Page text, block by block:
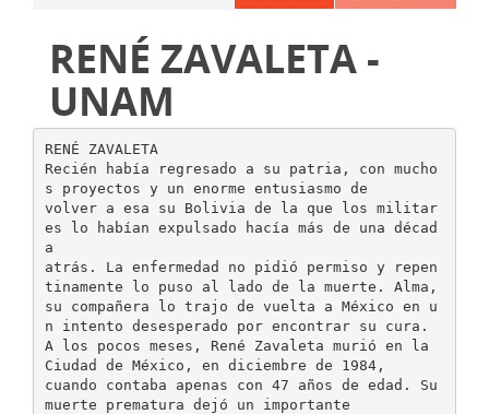
RENÉ ZAVALETA -
UNAM
RENÉ ZAVALETA
Recién había regresado a su patria, con mucho
s proyectos y un enorme entusiasmo de
volver a esa su Bolivia de la que los militar
es lo habían expulsado hacía más de una décad
a
atrás. La enfermedad no pidió permiso y repen
tinamente lo puso al lado de la muerte. Alma,
su compañera lo trajo de vuelta a México en u
n intento desesperado por encontrar su cura.
A los pocos meses, René Zavaleta murió en la
Ciudad de México, en diciembre de 1984,
cuando contaba apenas con 47 años de edad. Su
muerte prematura dejó un importante